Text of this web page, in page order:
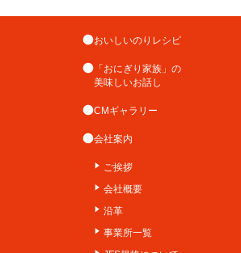
おいしいのりレシピ
「おにぎり家族」の
美味しいお話し
CMギャラリー
会社案内
ご挨拶
会社概要
沿革
事業所一覧